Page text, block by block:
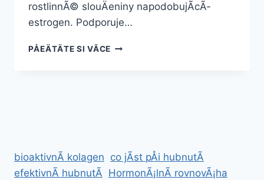
rostlinnÃ© slouÄeniny napodobujÃ­cÃ­
estrogen. Podporuje…
PÅEÄTÄTE SI VÃ­CENEJLEPÅ¡Ã­
bioaktivnÃ­ kolagen co jÃ­st pÅi hubnutÃ­
efektivnÃ­ hubnutÃ­ HormonÃ¡lnÃ­ rovnovÃ¡ha